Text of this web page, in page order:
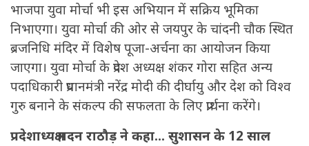
भाजपा युवा मोर्चा भी इस अभियान में सक्रिय भूमिका
निभाएगा। युवा मोर्चा की ओर से जयपुर के चांदनी चौक स्थित
ब्रजनिधि मंदिर में विशेष पूजा-अर्चना का आयोजन किया
जाएगा। युवा मोर्चा के प्रदेश अध्यक्ष शंकर गोरा सहित अन्य
पदाधिकारी प्रधानमंत्री नरेंद्र मोदी की दीर्घायु और देश को विश्व
गुरु बनाने के संकल्प की सफलता के लिए प्रार्थना करेंगे।
प्रदेशाध्यक्ष मदन राठौड़ ने कहा... सुशासन के 12 साल